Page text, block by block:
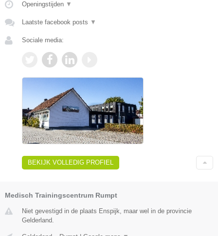
Openingstijden ▼
Laatste facebook posts ▼
Sociale media:
BEKIJK VOLLEDIG PROFIEL
Medisch Trainingscentrum Rumpt
Niet gevestigd in de plaats Enspijk, maar wel in de provincie
Gelderland.